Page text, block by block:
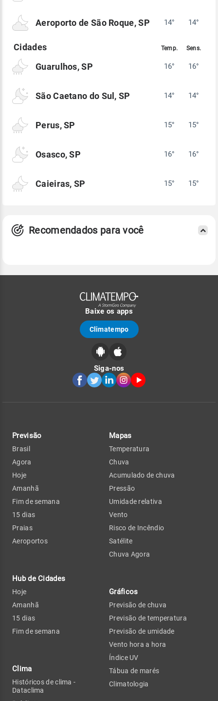
Aeroporto de São Roque, SP 14° 14°
Guarulhos, SP 16° 16°
São Caetano do Sul, SP 14° 14°
Perus, SP 15° 15°
Osasco, SP 16° 16°
Caieiras, SP 15° 15°
Recomendados para você
Baixe os apps
Climatempo
Siga-nos
Previsão
Brasil
Agora
Hoje
Amanhã
Fim de semana
15 dias
Praias
Aeroportos
Hub de Cidades
Hoje
Amanhã
15 dias
Fim de semana
Clima
Históricos de clima -
Dataclima
Mapas
Temperatura
Chuva
Acumulado de chuva
Pressão
Umidade relativa
Vento
Risco de Incêndio
Satélite
Chuva Agora
Gráficos
Previsão de chuva
Previsão de temperatura
Previsão de umidade
Vento hora a hora
Índice UV
Tábua de marés
Climatologia